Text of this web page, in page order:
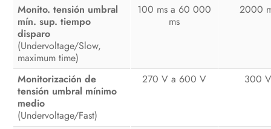
Monito. tensión umbral
mín. sup. tiempo
disparo
(Undervoltage/Slow,
maximum time)
100 ms a 60 000
ms
2000
Monitorización de
tensión umbral mínimo
medio
(Undervoltage/Fast)
270 V a 600 V 300